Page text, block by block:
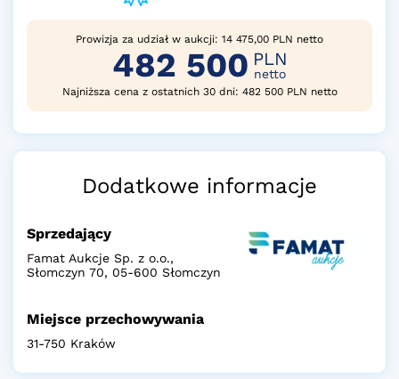
Prowizja za udział w aukcji: 14 475,00 PLN netto
482 500 PLN
netto
Najniższa cena z ostatnich 30 dni: 482 500 PLN netto
Dodatkowe informacje
Sprzedający
Famat Aukcje Sp. z o.o.,
Słomczyn 70, 05-600 Słomczyn
Miejsce przechowywania
31-750 Kraków